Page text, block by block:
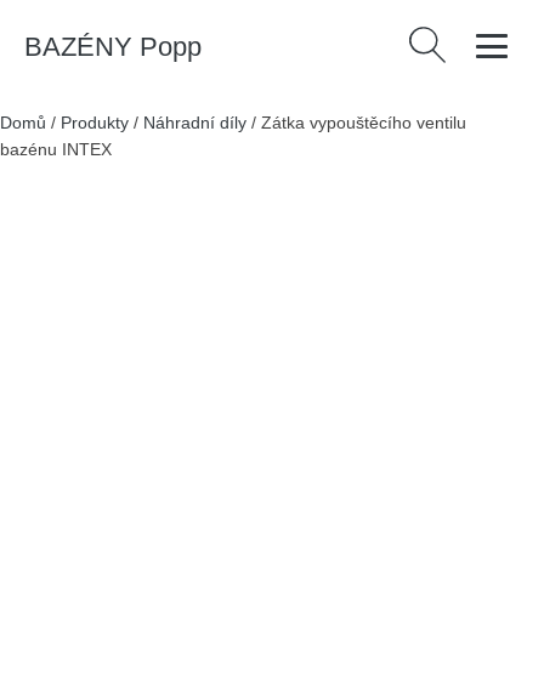
BAZÉNY Popp Vyhledávání
Domů / Produkty / Náhradní díly / Zátka vypouštěcího ventilu
bazénu INTEX